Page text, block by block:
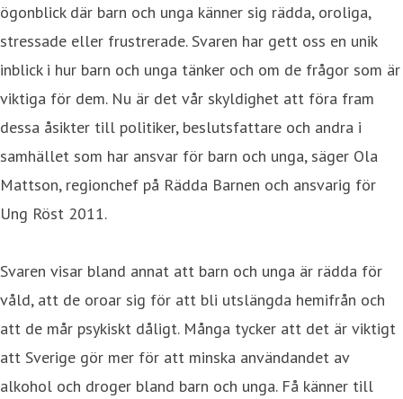
ögonblick där barn och unga känner sig rädda, oroliga,
stressade eller frustrerade. Svaren har gett oss en unik
inblick i hur barn och unga tänker och om de frågor som är
viktiga för dem. Nu är det vår skyldighet att föra fram
dessa åsikter till politiker, beslutsfattare och andra i
samhället som har ansvar för barn och unga, säger Ola
Mattson, regionchef på Rädda Barnen och ansvarig för
Ung Röst 2011.
Svaren visar bland annat att barn och unga är rädda för
våld, att de oroar sig för att bli utslängda hemifrån och
att de mår psykiskt dåligt. Många tycker att det är viktigt
att Sverige gör mer för att minska användandet av
alkohol och droger bland barn och unga. Få känner till